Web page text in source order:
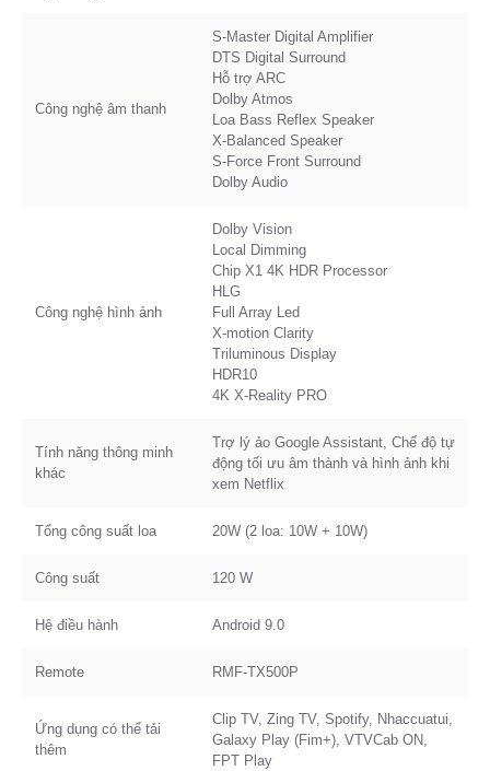
Công nghệ âm thanh
S-Master Digital Amplifier
DTS Digital Surround
Hỗ trợ ARC
Dolby Atmos
Loa Bass Reflex Speaker
X-Balanced Speaker
S-Force Front Surround
Dolby Audio
Công nghệ hình ảnh
Dolby Vision
Local Dimming
Chip X1 4K HDR Processor
HLG
Full Array Led
X-motion Clarity
Triluminous Display
HDR10
4K X-Reality PRO
Tính năng thông minh
khác
Trợ lý ảo Google Assistant, Chế độ tự
động tối ưu âm thành và hình ảnh khi
xem Netflix
Tổng công suất loa 20W (2 loa: 10W + 10W)
Công suất 120 W
Hệ điều hành Android 9.0
Remote RMF-TX500P
Ứng dụng có thể tải
thêm
Clip TV, Zing TV, Spotify, Nhaccuatui,
Galaxy Play (Fim+), VTVCab ON,
FPT Play